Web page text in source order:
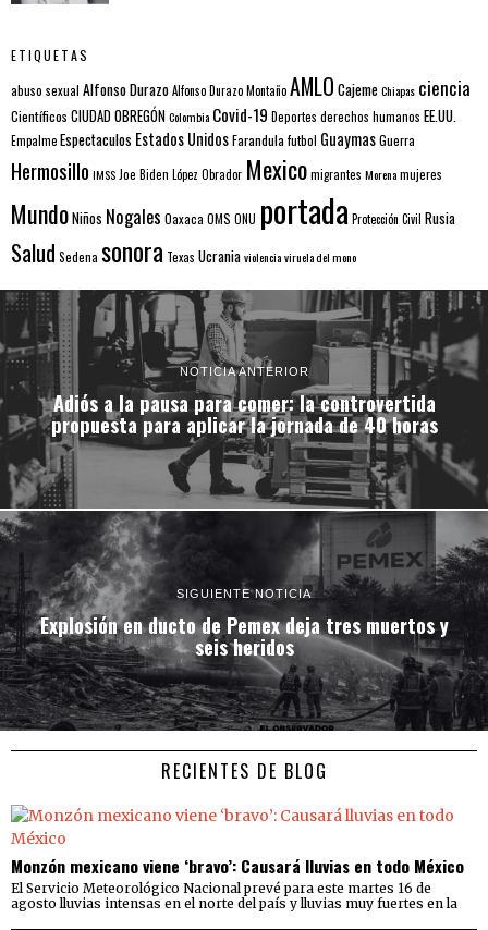
ETIQUETAS
abuso sexual Alfonso DurazoAlfonso Durazo MontañoAMLO CajemeChiapas ciencia
Científicos CIUDAD OBREGÓNColombia Covid-19 Deportes derechos humanos EE.UU.
EmpalmeEspectaculos Estados UnidosFarandulafutbol GuaymasGuerra
Hermosillo IMSS Joe Biden López Obrador Mexicomigrantes Morenamujeres
MundoNiños Nogales Oaxaca OMS ONU portada Protección Civil Rusia
Salud Sedena sonora Texas Ucraniaviolenciaviruela del mono
NOTICIA ANTERIOR
Adiós a la pausa para comer: la controvertida
propuesta para aplicar la jornada de 40 horas
SIGUIENTE NOTICIA
Explosión en ducto de Pemex deja tres muertos y
seis heridos
RECIENTES DE BLOG
Monzón mexicano viene ‘bravo’: Causará lluvias en todo México
El Servicio Meteorológico Nacional prevé para este martes 16 de
agosto lluvias intensas en el norte del país y lluvias muy fuertes en la